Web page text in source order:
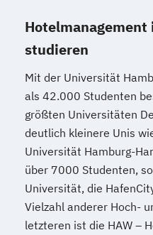
Hotelmanagement
studieren
Mit der Universität
als 42.000 Studenten
größten Universitäten
deutlich kleinere Unis
Universität Hamburg-
über 7000 Studenten,
Universität, die
Vielzahl anderer Hoch-
letzteren ist die HAW –